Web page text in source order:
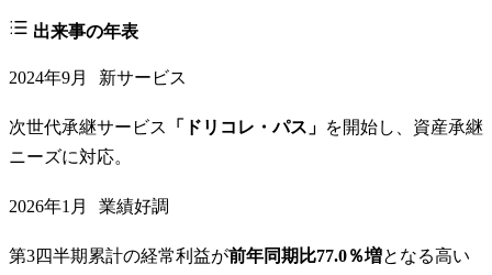
出来事の年表
2024年9月 新サービス
次世代承継サービス 「ドリコレ・パス」 を開始し、資産承継
ニーズに対応。
2026年1月 業績好調
第3四半期累計の経常利益が前年同期比77.0％増となる高い